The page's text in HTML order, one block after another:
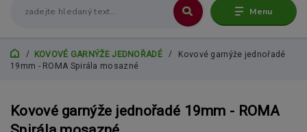
Menu
KOVOVÉ GARNÝŽE JEDNOŘADÉ
Kovové garnýže jednořadé
19mm - ROMA Spirála mosazné
Kovové garnýže jednořadé 19mm - ROMA